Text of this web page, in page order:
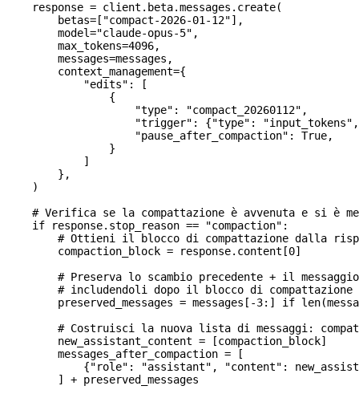
    response
= client.beta.messages.create(
        betas
= [ "compact-2026-01-12"],
        model
="claude-opus-5" ,
        max_tokens
=4096,
        messages
=messages,
        context_management
={
            "edits"
: [
                {
                    "type"
: "compact_20260112" ,
                    "trigger"
: {"type" : "input_tokens"
                    "pause_after_compaction"
: True,
                }
            ]
        },
    )
# Verifica se la compattazione è avvenuta e si è
    if
response.stop_reason == "compaction" :
# Ottieni il blocco di compattazione dalla
        compaction_block
= response.content[0]
# Preserva lo scambio precedente + il
        # includendoli dopo il blocco di compattazione
        preserved_messages
= messages[ -3:] if len
# Costruisci la nuova lista di messaggi:
        new_assistant_content
= [compaction_block]
        messages_after_compaction
= [
            {
"role" : "assistant" , "content" :
        ]
+ preserved_messages